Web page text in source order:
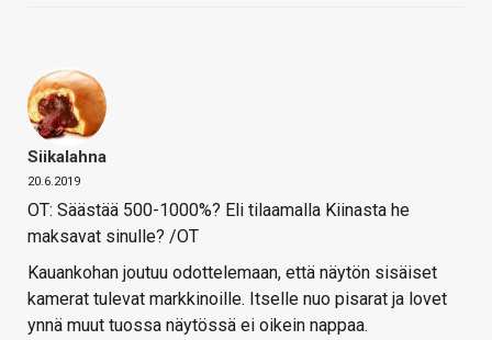
Siikalahna
20.6.2019
OT: Säästää 500-1000%? Eli tilaamalla Kiinasta he
maksavat sinulle? /OT
Kauankohan joutuu odottelemaan, että näytön sisäiset
kamerat tulevat markkinoille. Itselle nuo pisarat ja lovet
ynnä muut tuossa näytössä ei oikein nappaa.